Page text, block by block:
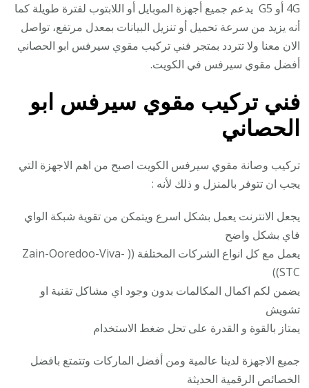
4G أو G5 يدعم جميع أجهزة الموبايل أو اللابتوب لفترة طويلة كما
أنه يزيد من سرعة تحميل أو تنزيل البيانات بمعدل مرتفع، تواصل
الان معنا ولا تتردد بمتجر فني تركيب مقوي سيرفس ابو الحصاني
أفضل مقوي سيرفس في الكويت.
فني تركيب مقوي سيرفس ابو
الحصاني
تركيب وصانة مقوي سيرفس الكويت اصبح من اهم الاجهزة التي
يجب ان تتوفر بالمنزل و ذلك لأنه :
يجعل الانترنت يعمل بشكل اسرع ويتمكن من تقوية شبكة الواي
فاي بشكل واضح
يعمل مع كل انواع الشركات المختلفة (( Zain-Ooredoo-Viva-
STC))
يضمن لكم اكمال المكالمات بدون وجود اي مشاكل تقنية او
تشويش
يمتاز بالقوة و القدرة على تحل ضغط الاستخدام
جميع الاجهزة لدينا عالمية ومن أفضل الماركات وتتمتع بافضل
الخصائص الرقمية الحديثة